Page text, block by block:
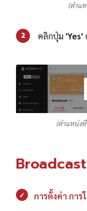
(ตำแ
2 คลิกปุ่ม 'Yes'
(ตำแหน่ง
✓ การตั้งค่า การ